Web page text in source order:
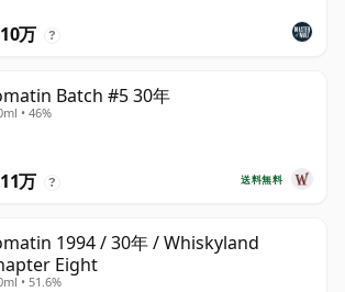
万 ?
Batch #5 30年
• 46%
送料無料
万 ?
1994 / 30年 / Whiskyland
Eight
• 51.6%